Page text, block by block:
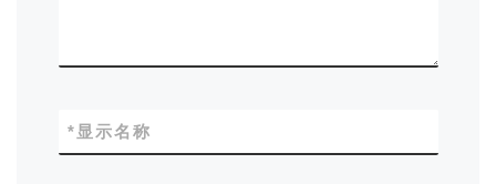
显示名称
*